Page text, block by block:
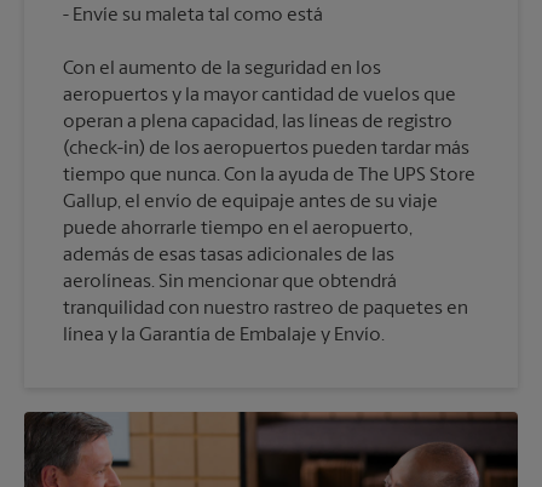
Con el aumento de la seguridad en los
aeropuertos y la mayor cantidad de vuelos que
operan a plena capacidad, las líneas de registro
(check-in) de los aeropuertos pueden tardar más
tiempo que nunca. Con la ayuda de The UPS Store
Gallup, el envío de equipaje antes de su viaje
puede ahorrarle tiempo en el aeropuerto,
además de esas tasas adicionales de las
aerolíneas. Sin mencionar que obtendrá
tranquilidad con nuestro rastreo de paquetes en
línea y la Garantía de Embalaje y Envío.